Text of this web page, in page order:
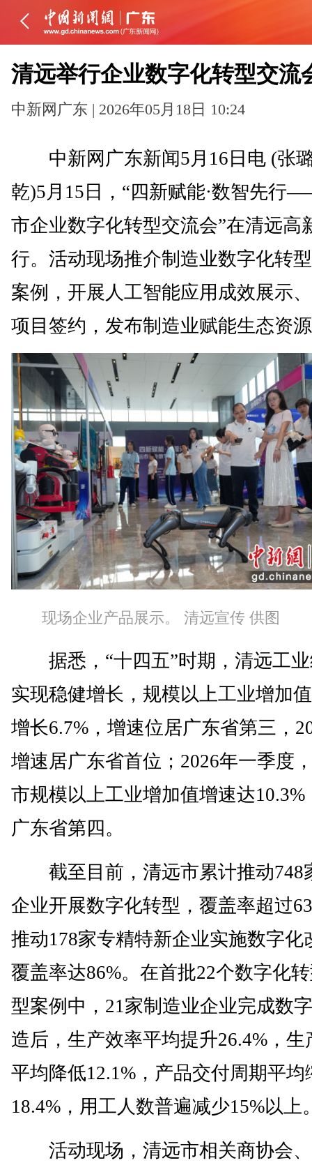
清远举行企业数字化转型交流
中新网广东 | 2026年05月18日 10:24
中新网广东新闻5月16日电 (张
乾)5月15日，“四新赋能·数智先行
市企业数字化转型交流会”在清远高
行。活动现场推介制造业数字化转
案例，开展人工智能应用成效展示
项目签约，发布制造业赋能生态资
现场企业产品展示。 清远宣传 供图
据悉，“十四五”时期，清远工业
实现稳健增长，规模以上工业增加
增长6.7%，增速位居广东省第三，
增速居广东省首位；2026年一季度
市规模以上工业增加值增速达10.3%
广东省第四。
截至目前，清远市累计推动748
企业开展数字化转型，覆盖率超过
推动178家专精特新企业实施数字化
覆盖率达86%。在首批22个数字化
型案例中，21家制造业企业完成数
造后，生产效率平均提升26.4%，生
平均降低12.1%，产品交付周期平均
18.4%，用工人数普遍减少15%以上
活动现场，清远市相关商协会